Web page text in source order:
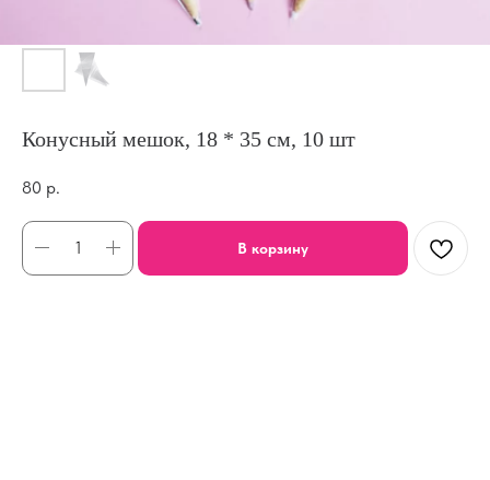
Конусный мешок, 18 * 35 см, 10 шт
80 р.
В корзину